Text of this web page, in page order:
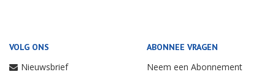
VOLG ONS
Nieuwsbrief
ABONNEE VRAGEN
Neem een Abonnement